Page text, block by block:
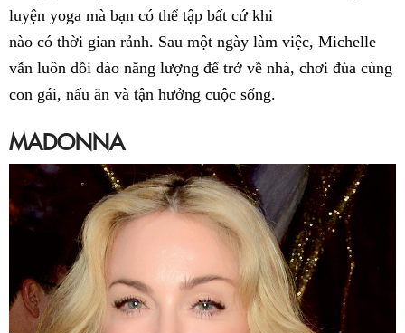
luyện yoga mà bạn có thể tập bất cứ khi
nào có thời gian rảnh. Sau một ngày làm việc, Michelle
vẫn luôn dồi dào năng lượng để trở về nhà, chơi đùa cùng
con gái, nấu ăn và tận hưởng cuộc sống.
MADONNA